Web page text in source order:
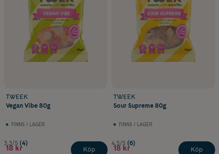
TWEEK
Vegan Vibe 80g
FINNS I LAGER
3.3/5 (4)
18 kr Köp
TWEEK
Sour Supreme 80g
FINNS I LAGER
4.5/5 (6)
18 kr Köp